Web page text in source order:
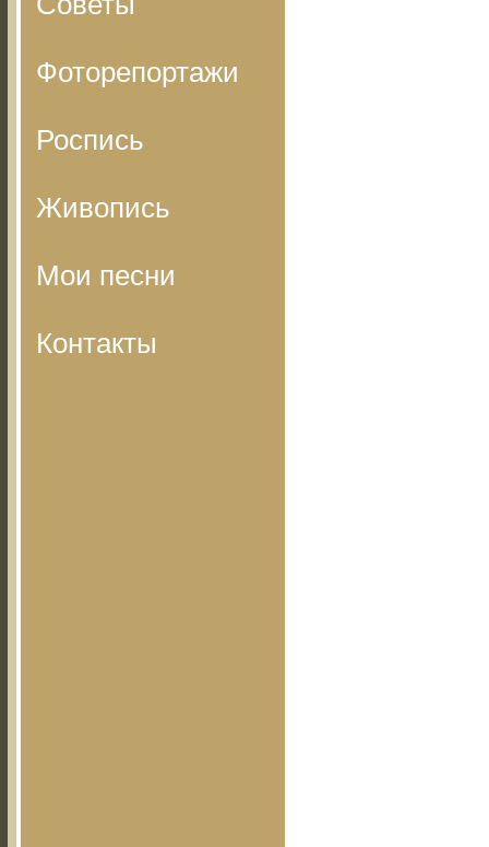
Фоторепортажи
Роспись
Живопись
Мои песни
Контакты